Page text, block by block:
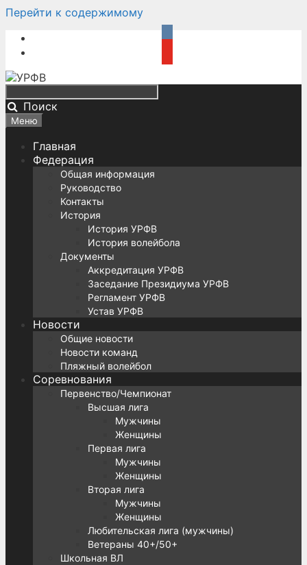
Перейти к содержимому
Поиск
Меню
Главная
Федерация
Общая информация
Руководство
Контакты
История
История УРФВ
История волейбола
Документы
Аккредитация УРФВ
Заседание Президиума УРФВ
Регламент УРФВ
Устав УРФВ
Новости
Общие новости
Новости команд
Пляжный волейбол
Соревнования
Первенство/Чемпионат
Высшая лига
Мужчины
Женщины
Первая лига
Мужчины
Женщины
Вторая лига
Мужчины
Женщины
Любительская лига (мужчины)
Ветераны 40+/50+
Школьная ВЛ